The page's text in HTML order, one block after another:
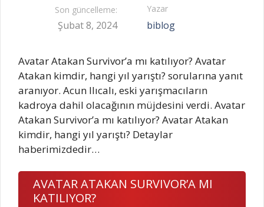
Son güncelleme:
Şubat 8, 2024
Yazar
biblog
Avatar Atakan Survivor’a mı katılıyor? Avatar
Atakan kimdir, hangi yıl yarıştı? sorularına yanıt
aranıyor. Acun Ilıcalı, eski yarışmacıların
kadroya dahil olacağının müjdesini verdi. Avatar
Atakan Survivor’a mı katılıyor? Avatar Atakan
kimdir, hangi yıl yarıştı? Detaylar
haberimizdedir…
AVATAR ATAKAN SURVIVOR’A MI
KATILIYOR?